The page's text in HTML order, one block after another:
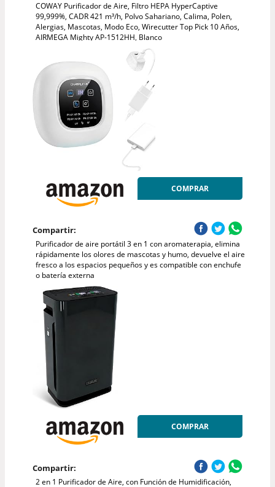
COWAY Purificador de Aire, Filtro HEPA HyperCaptive
99,999%, CADR 421 m³/h, Polvo Sahariano, Calima, Polen,
Alergias, Mascotas, Modo Eco, Wirecutter Top Pick 10 Años,
AIRMEGA Mighty AP-1512HH, Blanco
COMPRAR
Compartir:
Purificador de aire portátil 3 en 1 con aromaterapia, elimina
rápidamente los olores de mascotas y humo, devuelve el aire
fresco a los espacios pequeños y es compatible con enchufe
o batería externa
COMPRAR
Compartir:
2 en 1 Purificador de Aire, con Función de Humidificación,